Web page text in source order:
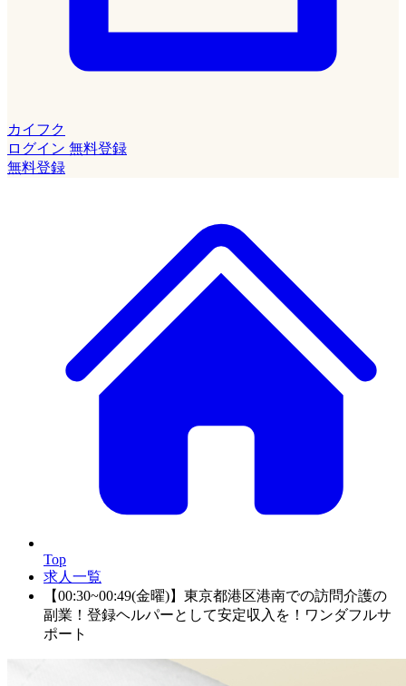
カイフク
ログイン 無料登録
無料登録
Top
求人一覧
【00:30~00:49(金曜)】東京都港区港南での訪問介護の
副業！登録ヘルパーとして安定収入を！ワンダフルサ
ポート